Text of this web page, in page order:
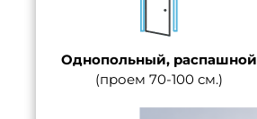
Однопольный, распашной
(проем 70-100 см.)